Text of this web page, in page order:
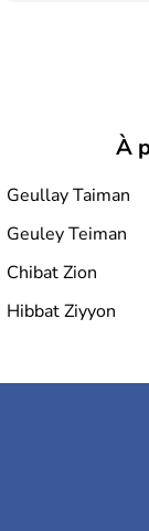
À
Geullay Taiman
Geuley Teiman
Chibat Zion
Hibbat Ziyyon